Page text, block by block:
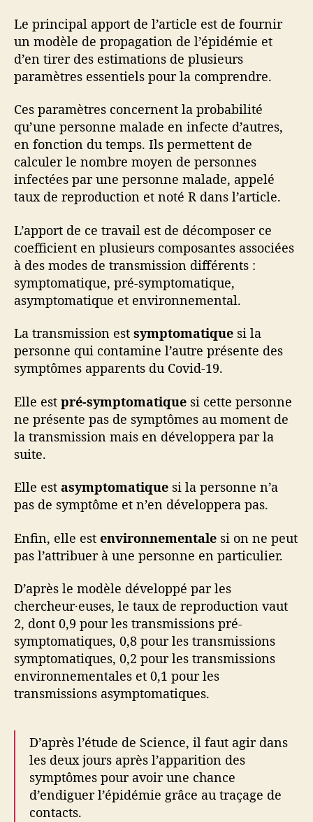
Le principal apport de l’article est de fournir
un modèle de propagation de l’épidémie et
d’en tirer des estimations de plusieurs
paramètres essentiels pour la comprendre.
Ces paramètres concernent la probabilité
qu’une personne malade en infecte d’autres,
en fonction du temps. Ils permettent de
calculer le nombre moyen de personnes
infectées par une personne malade, appelé
taux de reproduction et noté R dans l’article.
L’apport de ce travail est de décomposer ce
coefficient en plusieurs composantes associées
à des modes de transmission différents :
symptomatique, pré-symptomatique,
asymptomatique et environnemental.
La transmission est symptomatique si la
personne qui contamine l’autre présente des
symptômes apparents du Covid-19.
Elle est pré-symptomatique si cette personne
ne présente pas de symptômes au moment de
la transmission mais en développera par la
suite.
Elle est asymptomatique si la personne n’a
pas de symptôme et n’en développera pas.
Enfin, elle est environnementale si on ne peut
pas l’attribuer à une personne en particulier.
D’après le modèle développé par les
chercheur·euses, le taux de reproduction vaut
2, dont 0,9 pour les transmissions pré-
symptomatiques, 0,8 pour les transmissions
symptomatiques, 0,2 pour les transmissions
environnementales et 0,1 pour les
transmissions asymptomatiques.
D’après l’étude de Science, il faut agir dans
les deux jours après l’apparition des
symptômes pour avoir une chance
d’endiguer l’épidémie grâce au traçage de
contacts.